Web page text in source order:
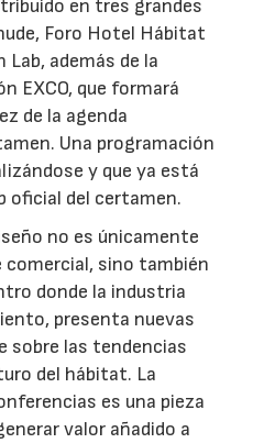
en tres grandes
Foro Hotel Hábitat
Lab, además de la
EXCO, que formará
de la agenda
Una programación
y que ya está
oficial del certamen.
no es únicamente
comercial, sino también
donde la industria
presenta nuevas
sobre las tendencias
del hábitat. La
es una pieza
valor añadido a